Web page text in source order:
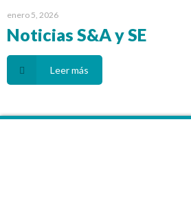
enero 5, 2026
Noticias S&A y SE
Leer más